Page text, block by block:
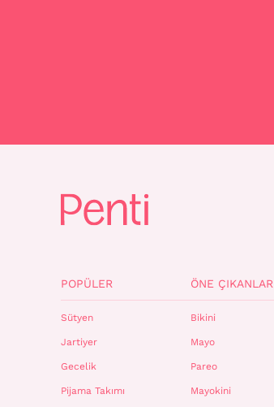
POPÜLER
Sütyen
Jartiyer
Gecelik
Pijama Takımı
ÖNE ÇIKANLAR
Bikini
Mayo
Pareo
Mayokini